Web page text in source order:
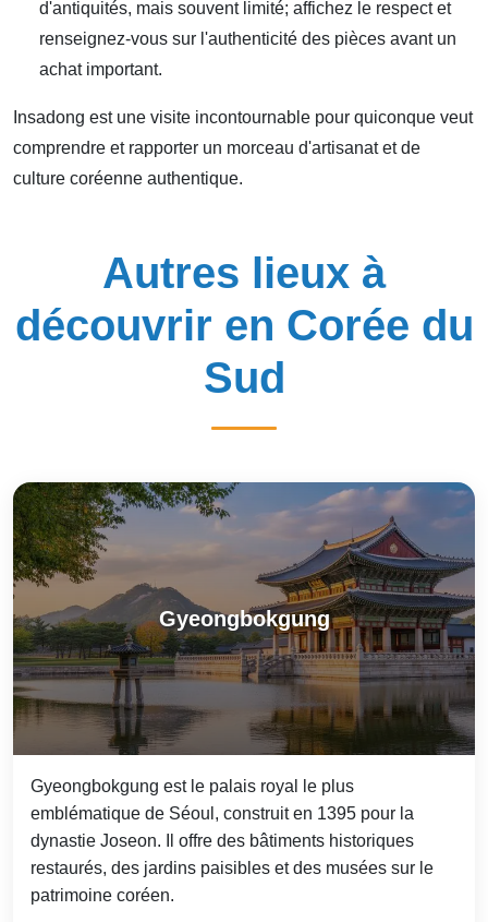
d'antiquités, mais souvent limité; affichez le respect et
renseignez-vous sur l'authenticité des pièces avant un
achat important.
Insadong est une visite incontournable pour quiconque veut
comprendre et rapporter un morceau d'artisanat et de
culture coréenne authentique.
Autres lieux à
découvrir en Corée du
Sud
Gyeongbokgung
Gyeongbokgung est le palais royal le plus
emblématique de Séoul, construit en 1395 pour la
dynastie Joseon. Il offre des bâtiments historiques
restaurés, des jardins paisibles et des musées sur le
patrimoine coréen.